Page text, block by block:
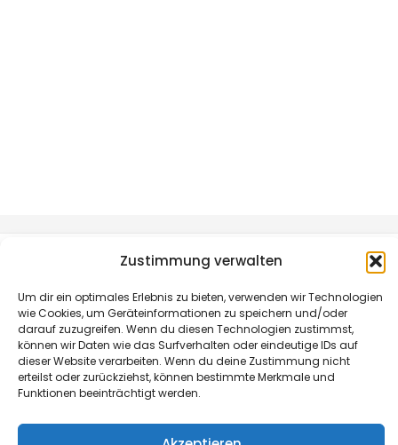
Zustimmung verwalten
Um dir ein optimales Erlebnis zu bieten, verwenden wir Technologien
wie Cookies, um Geräteinformationen zu speichern und/oder
darauf zuzugreifen. Wenn du diesen Technologien zustimmst,
können wir Daten wie das Surfverhalten oder eindeutige IDs auf
dieser Website verarbeiten. Wenn du deine Zustimmung nicht
erteilst oder zurückziehst, können bestimmte Merkmale und
Funktionen beeinträchtigt werden.
blmedien.de